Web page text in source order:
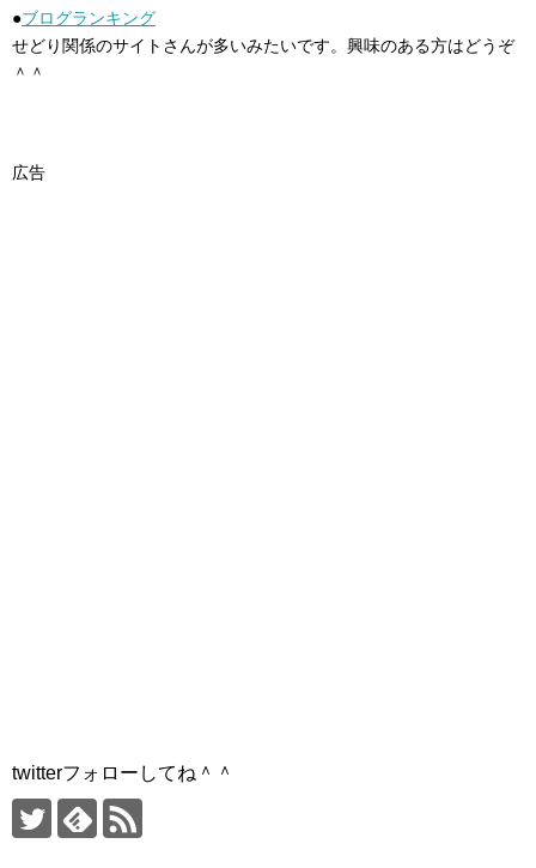
●ブログランキング
せどり関係のサイトさんが多いみたいです。興味のある方はどうぞ
＾＾
広告
twitterフォローしてね＾＾